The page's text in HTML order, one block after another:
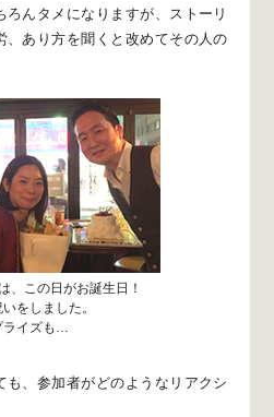
んタメになりますが、
ストーリ
、あり方を聞くと 改めてその人の
、この日がお誕生日！
をしました。
イズも…
、 参加者がどのようなリアクシ